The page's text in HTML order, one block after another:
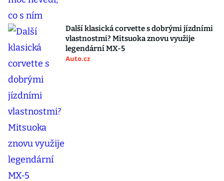
Další klasická corvette s dobrými jízdními
vlastnostmi? Mitsuoka znovu využije
legendární MX-5
Auto.cz